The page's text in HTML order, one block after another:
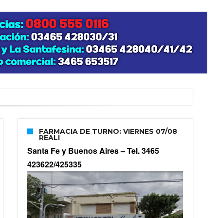
FARMACIA DE TURNO: VIERNES 07/08
REALI
Santa Fe y Buenos Aires –Tel. 3465
423622/425335